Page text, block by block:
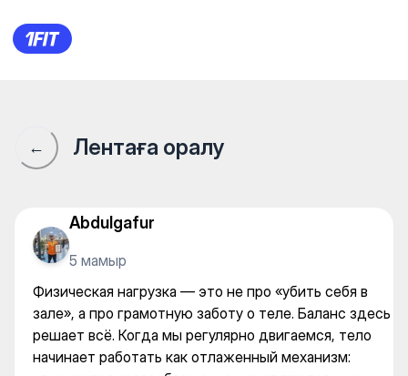
Физическая нагрузка — это
← Лентаға оралу
Abdulgafur
5 мамыр
Физическая нагрузка — это не про «убить себя в
зале», а про грамотную заботу о теле. Баланс здесь
решает всё. Когда мы регулярно двигаемся, тело
начинает работать как отлаженный механизм: